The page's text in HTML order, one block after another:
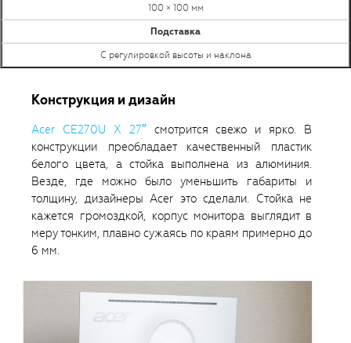
100 × 100 мм
Подставка
С регулировкой высоты и наклона
Конструкция и дизайн
Acer CE270U X 27″смотрится свежо и ярко. В
конструкции преобладает качественный пластик
белого цвета, а стойка выполнена из алюминия.
Везде, где можно было уменьшить габариты и
толщину, дизайнеры Acer это сделали. Стойка не
кажется громоздкой, корпус монитора выглядит в
меру тонким, плавно сужаясь по краям примерно до
6 мм.